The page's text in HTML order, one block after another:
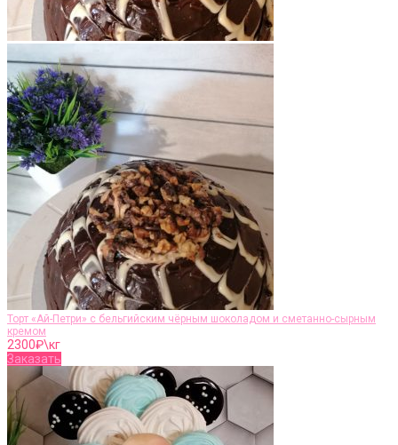
Торт «Ай-Петри» с бельгийским чёрным шоколадом и сметанно-сырным
кремом
2300₽\кг
Заказать